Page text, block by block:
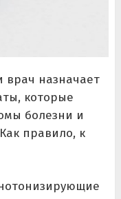
врач назначает
которые
болезни и
правило, к